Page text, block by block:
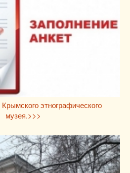
этнографического
музея.>>>